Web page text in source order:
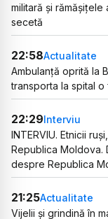
militară și
secetă
22:58Actualitate
Ambulanță oprită la
transporta la spital
22:29Interviu
INTERVIU. Etnicii
Republica Moldova.
despre Republica
21:25Actualitate
Vijelii și grindină în